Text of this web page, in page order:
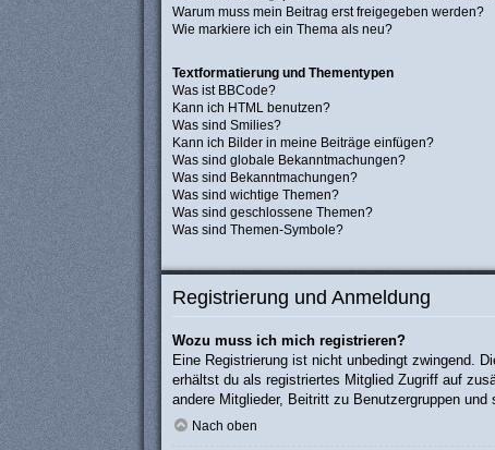
Warum muss mein Beitrag erst freigegeben werden?
Wie markiere ich ein Thema als neu?
Textformatierung und Thementypen
Was ist BBCode?
Kann ich HTML benutzen?
Was sind Smilies?
Kann ich Bilder in meine Beiträge einfügen?
Was sind globale Bekanntmachungen?
Was sind Bekanntmachungen?
Was sind wichtige Themen?
Was sind geschlossene Themen?
Was sind Themen-Symbole?
Registrierung und Anmeldung
Wozu muss ich mich registrieren?
Eine Registrierung ist nicht unbedingt zwingend.
erhältst du als registriertes Mitglied Zugriff auf
andere Mitglieder, Beitritt zu Benutzergruppen
Nach oben